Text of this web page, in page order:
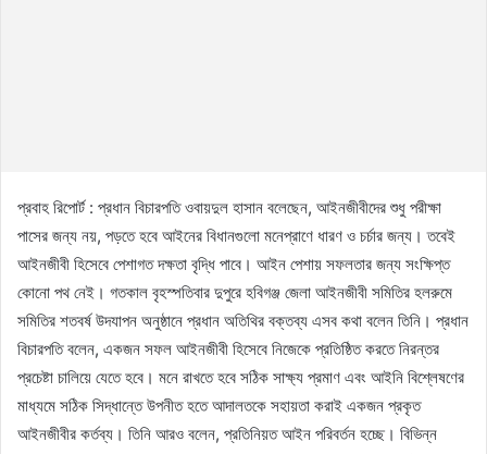
প্রবাহ রিপোর্ট : প্রধান বিচারপতি ওবায়দুল হাসান বলেছেন, আইনজীবীদের শুধু পরীক্ষা
পাসের জন্য নয়, পড়তে হবে আইনের বিধানগুলো মনেপ্রাণে ধারণ ও চর্চার জন্য। তবেই
আইনজীবী হিসেবে পেশাগত দক্ষতা বৃদ্ধি পাবে। আইন পেশায় সফলতার জন্য সংক্ষিপ্ত
কোনো পথ নেই। গতকাল বৃহস্পতিবার দুপুরে হবিগঞ্জ জেলা আইনজীবী সমিতির হলরুমে
সমিতির শতবর্ষ উদযাপন অনুষ্ঠানে প্রধান অতিথির বক্তব্য এসব কথা বলেন তিনি। প্রধান
বিচারপতি বলেন, একজন সফল আইনজীবী হিসেবে নিজেকে প্রতিষ্ঠিত করতে নিরন্তর
প্রচেষ্টা চালিয়ে যেতে হবে। মনে রাখতে হবে সঠিক সাক্ষ্য প্রমাণ এবং আইনি বিশ্লেষণের
মাধ্যমে সঠিক সিদ্ধান্তে উপনীত হতে আদালতকে সহায়তা করাই একজন প্রকৃত
আইনজীবীর কর্তব্য। তিনি আরও বলেন, প্রতিনিয়ত আইন পরিবর্তন হচ্ছে। বিভিন্ন